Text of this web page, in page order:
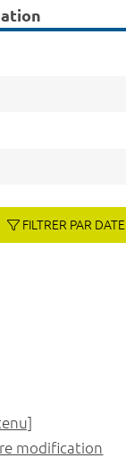
FILTRER PAR DATE
modification